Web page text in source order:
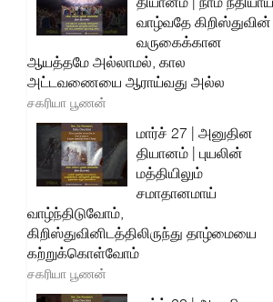
வாழ்வதே கிறிஸ்துவின்
வருகைக்கான
ஆயத்தமே அல்லாமல், கால
அட்டவணையை ஆராய்வது அல்ல
சகரியா பூணன்
மார்ச் 27 | அனுதின
தியானம் | புயலின்
மத்தியிலும்
சமாதானமாய்
வாழ்ந்திடுவோம்,
கிறிஸ்துவினிடத்திலிருந்து தாழ்மையை
கற்றுக்கொள்வோம்
சகரியா பூணன்